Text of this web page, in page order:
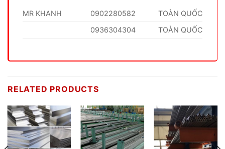
MR KHANH 0902280582
TOÀN QUỐC
0936304304
TOÀN QUỐC
RELATED PRODUCTS